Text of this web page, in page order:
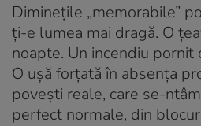
Diminețile „memorabile”
ți-e lumea mai dragă. O
noapte. Un incendiu pornit
O ușă forțată în absența
povești reale, care se-
perfect normale, din